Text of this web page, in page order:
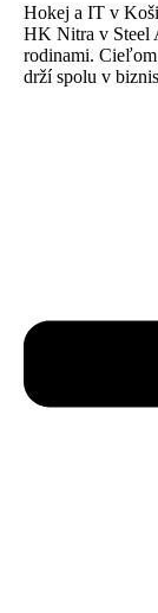
Hokej a IT v
HK Nitra v Steel
rodinami.
drží spolu v